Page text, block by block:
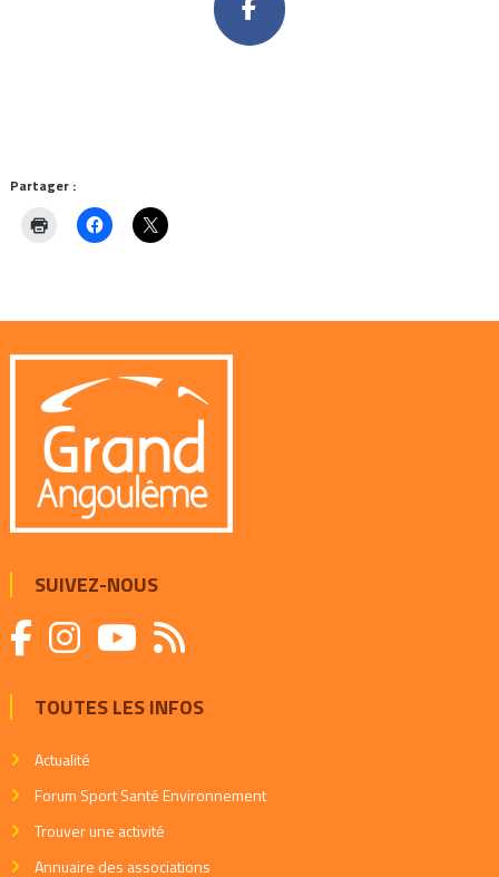
Partager :
SUIVEZ-NOUS
TOUTES LES INFOS
Actualité
Forum Sport Santé Environnement
Trouver une activité
Annuaire des associations